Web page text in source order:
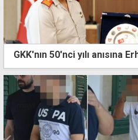
GKK'nın 50'nci yılı anısına